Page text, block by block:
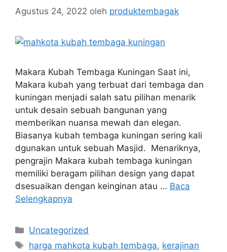
Agustus 24, 2022 oleh produktembagak
Makara Kubah Tembaga Kuningan Saat ini,
Makara kubah yang terbuat dari tembaga dan
kuningan menjadi salah satu pilihan menarik
untuk desain sebuah bangunan yang
memberikan nuansa mewah dan elegan.
Biasanya kubah tembaga kuningan sering kali
dgunakan untuk sebuah Masjid. Menariknya,
pengrajin Makara kubah tembaga kuningan
memiliki beragam pilihan design yang dapat
dsesuaikan dengan keinginan atau … Baca
Selengkapnya
Uncategorized
harga mahkota kubah tembaga, kerajinan